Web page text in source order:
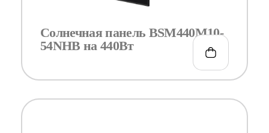
Солнечная панель BSM440M10-
54NHB на 440Вт